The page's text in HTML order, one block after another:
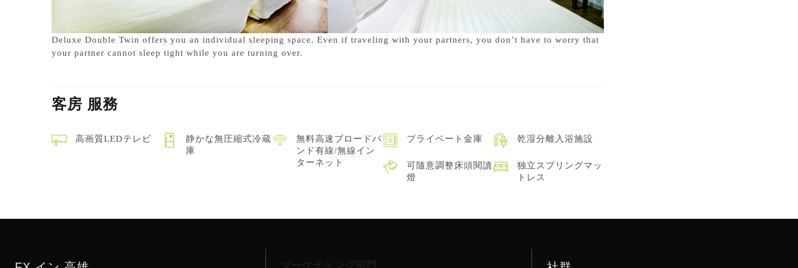
Deluxe Double Twin offers you an individual sleeping space. Even if traveling with your partners, you don’t have to worry that
your partner cannot sleep tight while you are turning over.
客房 服務
高画質LEDテレビ
静かな無圧縮式冷蔵
庫
無料高速ブロードバ
ンド有線/無線イン
ターネット
プライベート金庫 乾湿分離入浴施設
可隨意調整床頭閱讀
燈
独立スプリングマッ
トレス